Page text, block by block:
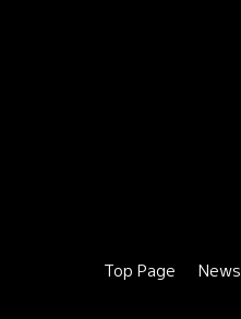
Top Page News